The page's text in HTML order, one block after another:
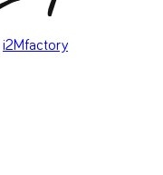
i2Mfactory